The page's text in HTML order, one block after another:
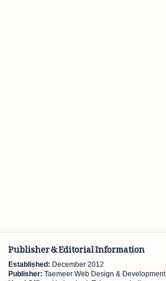
Publisher & Editorial Information
Established: December 2012
Publisher: Taemeer Web Design & Development